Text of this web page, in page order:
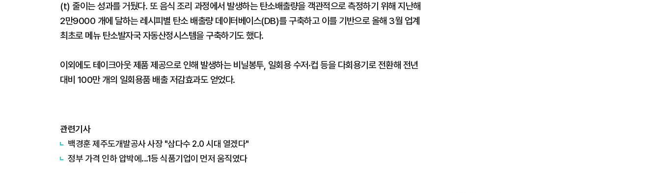
(t) 줄이는 성과를 거뒀다. 또 음식 조리 과정에서 발생하는 탄소배출량을 객관적으로 측정하기 위해 지난해
2만9000 개에 달하는 레시피별 탄소 배출량 데이터베이스(DB)를 구축하고 이를 기반으로 올해 3월 업계
최초로 메뉴 탄소발자국 자동산정시스템을 구축하기도 했다.
이외에도 테이크아웃 제품 제공으로 인해 발생하는 비닐봉투, 일회용 수저·컵 등을 다회용기로 전환해 전년
대비 100만 개의 일회용품 배출 저감효과도 얻었다.
관련기사
백경훈 제주도개발공사 사장 "삼다수 2.0 시대 열겠다"
​정부 가격 인하 압박에...1등 식품기업이 먼저 움직였다